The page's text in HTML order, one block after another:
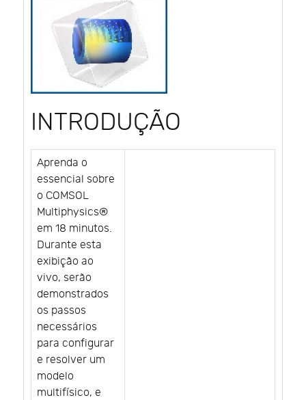
INTRODUÇÃO
Aprenda o
essencial sobre
o COMSOL
Multiphysics®
em 18 minutos.
Durante esta
exibição ao
vivo, serão
demonstrados
os passos
necessários
para configurar
e resolver um
modelo
multifísico, e